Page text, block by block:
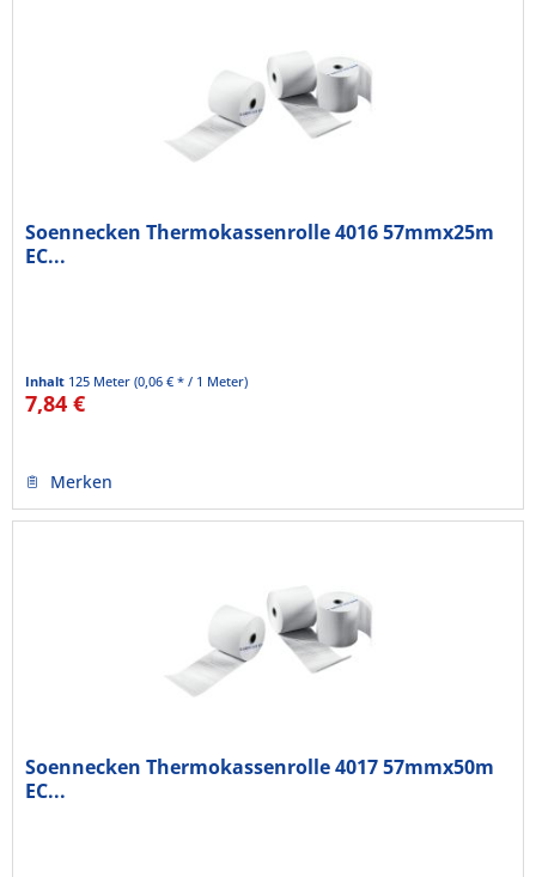
Soennecken Thermokassenrolle 4016 57mmx25m
EC...
Inhalt 125 Meter(0,06 € * / 1 Meter)
7,84 €
Merken
Soennecken Thermokassenrolle 4017 57mmx50m
EC...